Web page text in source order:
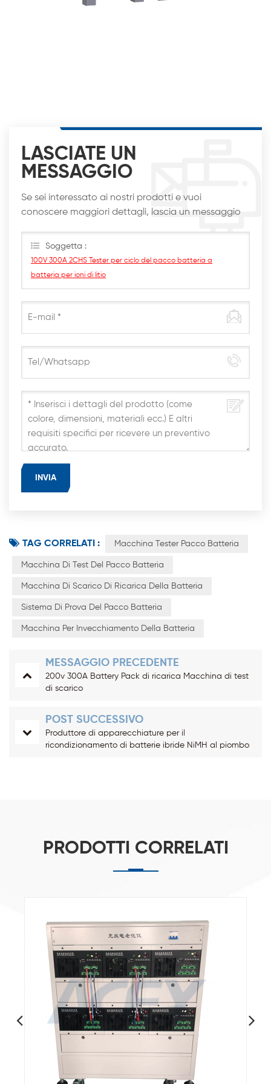
LASCIATE UN
MESSAGGIO
Se sei interessato ai nostri prodotti e vuoi
conoscere maggiori dettagli, lascia un messaggio
Soggetta :
100V 300A 2CHS Tester per ciclo del pacco batteria a
batteria per ioni di litio
TAG CORRELATI : Macchina Tester Pacco Batteria
Macchina Di Test Del Pacco Batteria
Macchina Di Scarico Di Ricarica Della Batteria
Sistema Di Prova Del Pacco Batteria
Macchina Per Invecchiamento Della Batteria
MESSAGGIO PRECEDENTE
200v 300A Battery Pack di ricarica Macchina di test
di scarico
POST SUCCESSIVO
Produttore di apparecchiature per il
ricondizionamento di batterie ibride NiMH al piombo
PRODOTTI CORRELATI